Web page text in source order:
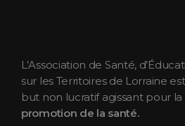
L’Association de Santé,
sur les Territoires de Lorraine
but non lucratif agissant pour la
promotion de la santé.